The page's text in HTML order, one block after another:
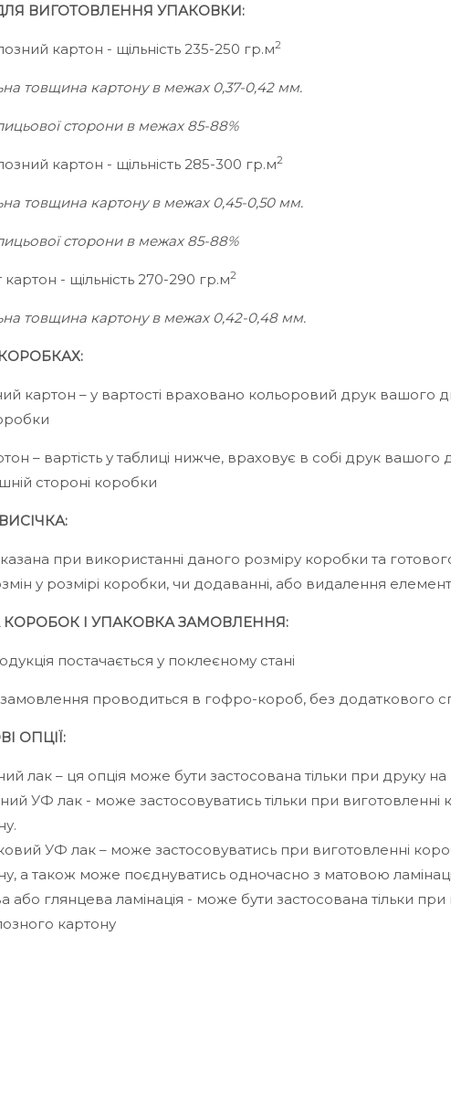
ВИГОТОВЛЕННЯ УПАКОВКИ:
картон - щільність 235-250 гр.м2
товщина картону в межах 0,37-0,42 мм.
сторони в межах 85-88%
картон - щільність 285-300 гр.м2
товщина картону в межах 0,45-0,50 мм.
сторони в межах 85-88%
- щільність 270-290 гр.м2
товщина картону в межах 0,42-0,48 мм.
картон – у вартості враховано кольоровий друк вашого
– вартість у таблиці нижче, враховує в собі друк вашого
стороні коробки
при використанні даного розміру коробки та
у розмірі коробки, чи додаванні, або видалення
КОРОБОК І УПАКОВКА ЗАМОВЛЕННЯ:
постачається у поклеєному стані
проводиться в гофро-короб, без додаткового
ОПЦІЇ:
лак – ця опція може бути застосована тільки при друку
УФ лак - може застосовуватись тільки при виготовленні
УФ лак – може застосовуватись при виготовленні
а також може поєднуватись одночасно з матовою
або глянцева ламінація - може бути застосована тільки при
картону